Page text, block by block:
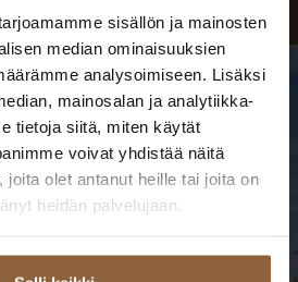
sisällön ja mainosten
median ominaisuuksien
analysoimiseen. Lisäksi
mainosalan ja analytiikka-
tietoja siitä, miten käytät
voivat yhdistää näitä
joita olet antanut heille tai joita on
heidän palvelujaan.
PÄÄLLÄ